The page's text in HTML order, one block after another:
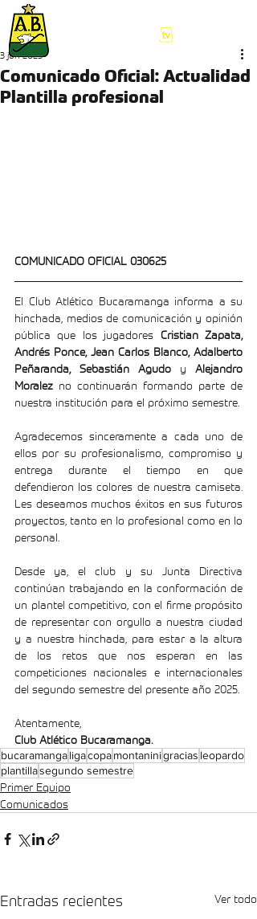
Comunicado Oficial: Actualidad
Plantilla profesional
3 jun 2025
COMUNICADO OFICIAL 030625
El Club Atlético Bucaramanga informa a su
hinchada, medios de comunicación y opinión
pública que los jugadores Cristian Zapata,
Andrés Ponce, Jean Carlos Blanco, Adalberto
Peñaranda, Sebastián Agudo y Alejandro
Moralez no continuarán formando parte de
nuestra institución para el próximo semestre.
Agradecemos sinceramente a cada uno de
ellos por su profesionalismo, compromiso y
entrega durante el tiempo en que
defendieron los colores de nuestra camiseta.
Les deseamos muchos éxitos en sus futuros
proyectos, tanto en lo profesional como en lo
personal.
Desde ya, el club y su Junta Directiva
continúan trabajando en la conformación de
un plantel competitivo, con el firme propósito
de representar con orgullo a nuestra ciudad
y a nuestra hinchada, para estar a la altura
de los retos que nos esperan en las
competiciones nacionales e internacionales
del segundo semestre del presente año 2025.
Atentamente,
Club Atlético Bucaramanga.
bucaramangaligacopamontaninigracias leopardo
plantillasegundo semestre
Primer Equipo
Comunicados
Entradas recientes Ver todo